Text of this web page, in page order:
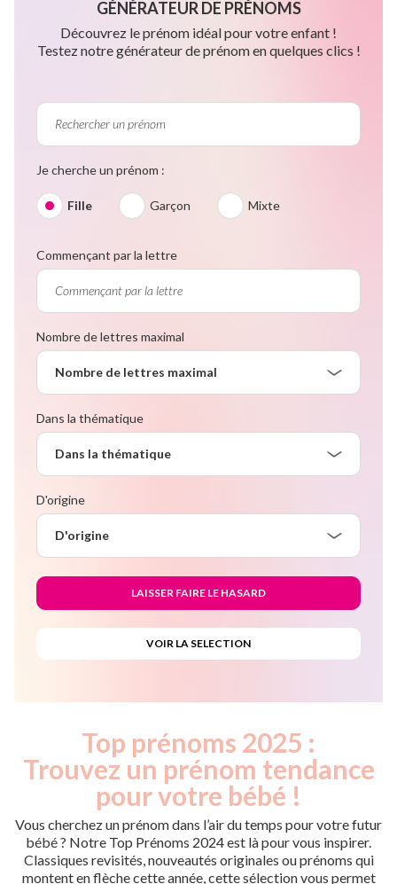
GÉNÉRATEUR DE PRÉNOMS
Découvrez le prénom idéal pour votre enfant !
Testez notre générateur de prénom en quelques clics !
Je cherche un prénom :
Fille Garçon Mixte
Commençant par la lettre
Nombre de lettres maximal
Nombre de lettres maximal
Dans la thématique
Dans la thématique
D'origine
D'origine
Top prénoms 2025 :
Trouvez un prénom tendance
pour votre bébé !
Vous cherchez un prénom dans l’air du temps pour votre futur
bébé ? Notre Top Prénoms 2024 est là pour vous inspirer.
Classiques revisités, nouveautés originales ou prénoms qui
montent en flèche cette année, cette sélection vous permet